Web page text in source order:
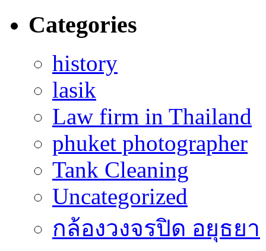
Categories
history
lasik
Law firm in Thailand
phuket photographer
Tank Cleaning
Uncategorized
กล้องวงจรปิด อยุธยา